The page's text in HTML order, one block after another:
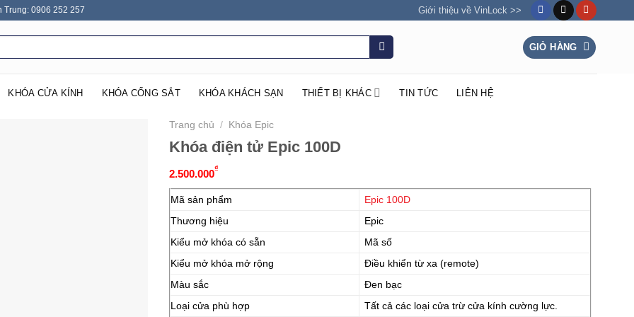
0906 252 257 Giới thiệu về VinLock >>
GIỎ HÀNG
KHÓA CỬA KÍNH KHÓA CỔNG SẮT KHÓA KHÁCH SẠN THIẾT BỊ KHÁC TIN TỨC LIÊN HỆ
Trang chủ / Khóa Epic
Khóa điện tử Epic 100D
2.500.000₫
Mã sản phẩm
Epic 100D
Thương hiệu
Epic
Kiểu mở khóa có sẵn
Mã số
Kiểu mở khóa mở rộng
Điều khiển từ xa (remote)
Màu sắc
Đen bạc
Loại cửa phù hợp
Tất cả các loại cửa trừ cửa kính cường lực.